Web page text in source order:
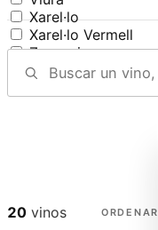
Xarel·lo
Xarel·lo Vermell
Zamarrica
20 vinos ORDENAR